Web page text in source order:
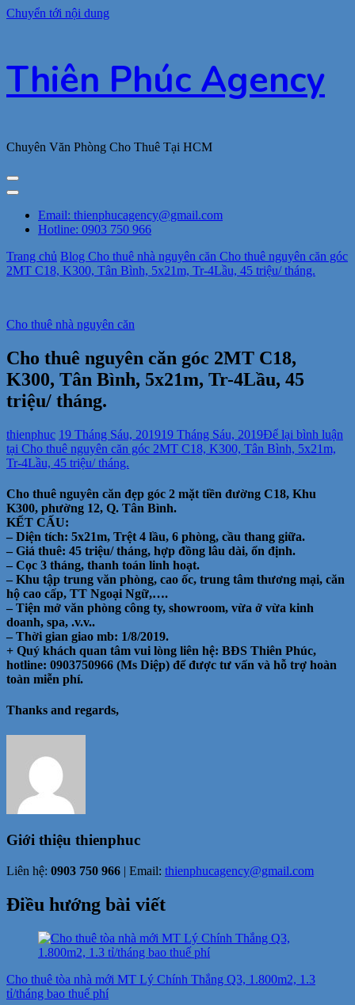
Chuyển tới nội dung
Thiên Phúc Agency
Chuyên Văn Phòng Cho Thuê Tại HCM
Email: thienphucagency@gmail.com
Hotline: 0903 750 966
Trang chủ Blog Cho thuê nhà nguyên căn Cho thuê nguyên căn góc
2MT C18, K300, Tân Bình, 5x21m, Tr-4Lầu, 45 triệu/ tháng.
Cho thuê nhà nguyên căn
Cho thuê nguyên căn góc 2MT C18,
K300, Tân Bình, 5x21m, Tr-4Lầu, 45
triệu/ tháng.
thienphuc 19 Tháng Sáu, 201919 Tháng Sáu, 2019Để lại bình luận
tại Cho thuê nguyên căn góc 2MT C18, K300, Tân Bình, 5x21m,
Tr-4Lầu, 45 triệu/ tháng.
Cho thuê nguyên căn đẹp góc 2 mặt tiền đường C18, Khu
K300, phường 12, Q. Tân Bình.
KẾT CẤU:
– Diện tích: 5x21m, Trệt 4 lầu, 6 phòng, cầu thang giữa.
– Giá thuê: 45 triệu/ tháng, hợp đồng lâu dài, ổn định.
– Cọc 3 tháng, thanh toán linh hoạt.
– Khu tập trung văn phòng, cao ốc, trung tâm thương mại, căn
hộ cao cấp, TT Ngoại Ngữ,….
– Tiện mở văn phòng công ty, showroom, vừa ở vừa kinh
doanh, spa, .v.v..
– Thời gian giao mb: 1/8/2019.
+ Quý khách quan tâm vui lòng liên hệ: BĐS Thiên Phúc,
hotline: 0903750966 (Ms Diệp) để được tư vấn và hỗ trợ hoàn
toàn miễn phí.
Thanks and regards,
Giới thiệu thienphuc
Liên hệ: 0903 750 966 | Email: thienphucagency@gmail.com
Điều hướng bài viết
Cho thuê tòa nhà mới MT Lý Chính Thắng Q3, 1.800m2, 1.3
tỉ/tháng bao thuế phí